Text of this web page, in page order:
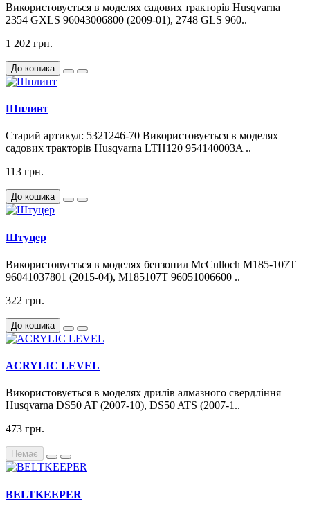
Використовується в моделях садових тракторів Husqvarna
2354 GXLS 96043006800 (2009-01), 2748 GLS 960..
1 202 грн.
До кошика
Шплинт
Старий артикул: 5321246-70 Використовується в моделях
садових тракторів Husqvarna LTH120 954140003A ..
113 грн.
До кошика
Штуцер
Використовується в моделях бензопил McCulloch M185-107T
96041037801 (2015-04), M185107T 96051006600 ..
322 грн.
До кошика
ACRYLIC LEVEL
Використовується в моделях дрилів алмазного свердління
Husqvarna DS50 AT (2007-10), DS50 ATS (2007-1..
473 грн.
Немає
BELTKEEPER